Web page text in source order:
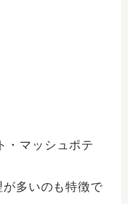
・マッシュポテ
多いのも特徴で